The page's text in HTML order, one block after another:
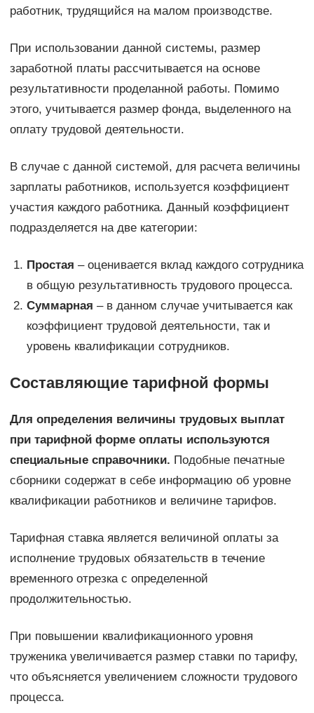
работник, трудящийся на малом производстве.
При использовании данной системы, размер
заработной платы рассчитывается на основе
результативности проделанной работы. Помимо
этого, учитывается размер фонда, выделенного на
оплату трудовой деятельности.
В случае с данной системой, для расчета величины
зарплаты работников, используется коэффициент
участия каждого работника. Данный коэффициент
подразделяется на две категории:
Простая – оценивается вклад каждого сотрудника
в общую результативность трудового процесса.
Суммарная – в данном случае учитывается как
коэффициент трудовой деятельности, так и
уровень квалификации сотрудников.
Составляющие тарифной формы
Для определения величины трудовых выплат
при тарифной форме оплаты используются
специальные справочники. Подобные печатные
сборники содержат в себе информацию об уровне
квалификации работников и величине тарифов.
Тарифная ставка является величиной оплаты за
исполнение трудовых обязательств в течение
временного отрезка с определенной
продолжительностью.
При повышении квалификационного уровня
труженика увеличивается размер ставки по тарифу,
что объясняется увеличением сложности трудового
процесса.